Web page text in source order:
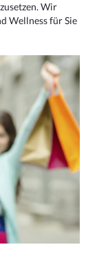
Wir
Wellness für Sie